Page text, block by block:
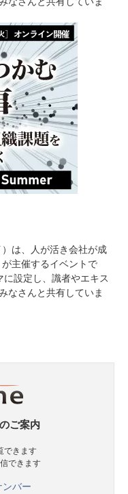
は、人が活き会社が成
主催するイベントで
設定し、識者やエキス
なさんと共有していま
のご案内
できます
できます
バー